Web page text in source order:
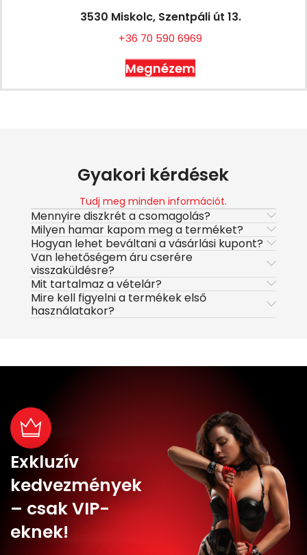
3530 Miskolc, Szentpáli út 13.
+36 70 590 6969
Megnézem
Gyakori kérdések
Tudj meg minden információt.
Mennyire diszkrét a csomagolás?
Milyen hamar kapom meg a terméket?
Hogyan lehet beváltani a vásárlási kupont?
Van lehetőségem áru cserére
visszaküldésre?
Mit tartalmaz a vételár?
Mire kell figyelni a termékek első
használatakor?
Exkluzív
kedvezmények
– csak VIP-
eknek!